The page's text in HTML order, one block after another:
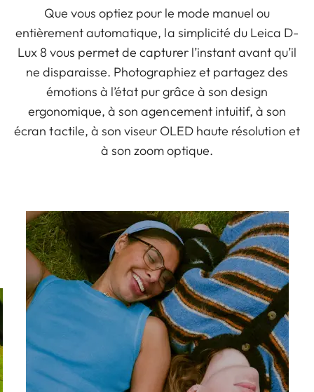
Que vous optiez pour le mode manuel ou
entièrement automatique, la simplicité du Leica D-
Lux 8 vous permet de capturer l’instant avant qu’il
ne disparaisse. Photographiez et partagez des
émotions à l’état pur grâce à son design
ergonomique, à son agencement intuitif, à son
écran tactile, à son viseur OLED haute résolution et
à son zoom optique.